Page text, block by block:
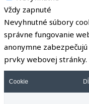
Vždy zapnuté
Nevyhnutné súbory
správne fungovanie
anonymne
prvky webovej stránky.
Cookie